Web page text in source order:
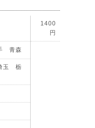
1400
円
青森
玉 栃